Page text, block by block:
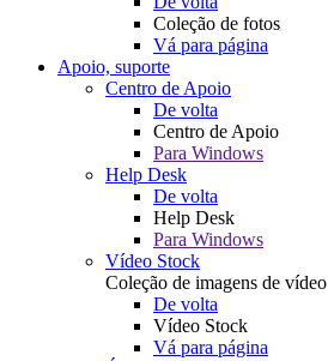
Coleção de fotos
Vá para página
Apoio, suporte
Centro de Apoio
De volta
Centro de Apoio
Para Windows
Help Desk
De volta
Help Desk
Para Windows
Vídeo Stock
Coleção de imagens de vídeo
De volta
Vídeo Stock
Vá para página